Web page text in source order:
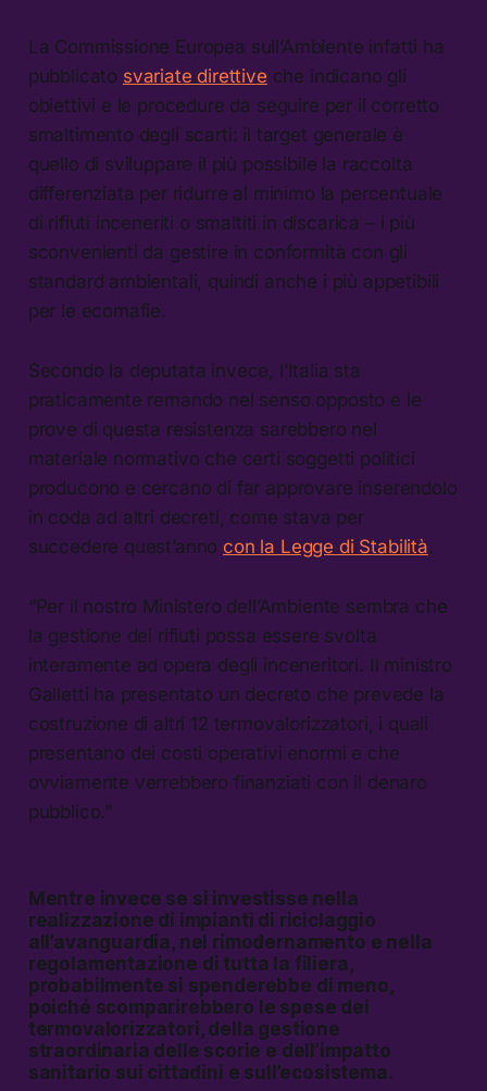
La Commissione Europea sull’Ambiente infatti ha
pubblicato svariate direttive che indicano gli
obiettivi e le procedure da seguire per il corretto
smaltimento degli scarti: il target generale è
quello di sviluppare il più possibile la raccolta
differenziata per ridurre al minimo la percentuale
di rifiuti inceneriti o smaltiti in discarica – i più
sconvenienti da gestire in conformità con gli
standard ambientali, quindi anche i più appetibili
per le ecomafie.
Secondo la deputata invece, l’Italia sta
praticamente remando nel senso opposto e le
prove di questa resistenza sarebbero nel
materiale normativo che certi soggetti politici
producono e cercano di far approvare inserendolo
in coda ad altri decreti, come stava per
succedere quest’anno con la Legge di Stabilità.
“Per il nostro Ministero dell’Ambiente sembra che
la gestione dei rifiuti possa essere svolta
interamente ad opera degli inceneritori. Il ministro
Galletti ha presentato un decreto che prevede la
costruzione di altri 12 termovalorizzatori, i quali
presentano dei costi operativi enormi e che
ovviamente verrebbero finanziati con il denaro
pubblico.”
Mentre invece se si investisse nella
realizzazione di impianti di riciclaggio
all’avanguardia, nel rimodernamento e nella
regolamentazione di tutta la filiera,
probabilmente si spenderebbe di meno,
poiché scomparirebbero le spese dei
termovalorizzatori, della gestione
straordinaria delle scorie e dell’impatto
sanitario sui cittadini e sull’ecosistema.